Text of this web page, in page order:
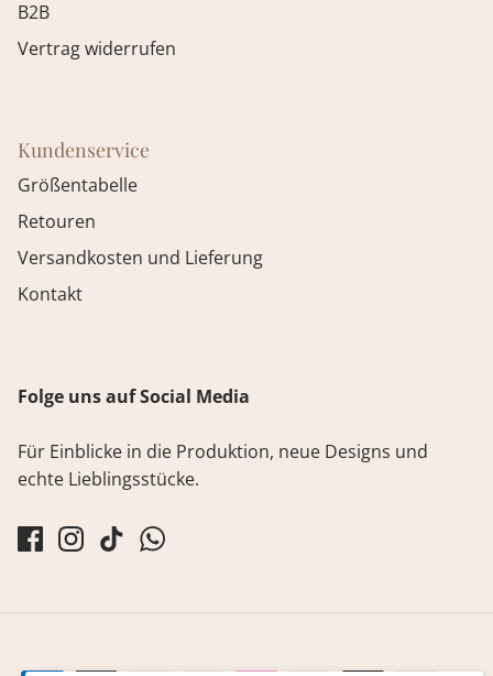
B2B
Vertrag widerrufen
Kundenservice
Größentabelle
Retouren
Versandkosten und Lieferung
Kontakt
Folge uns auf Social Media
Für Einblicke in die Produktion, neue Designs und
echte Lieblingsstücke.